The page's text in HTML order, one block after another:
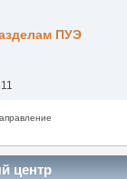
ПУЭ
центр